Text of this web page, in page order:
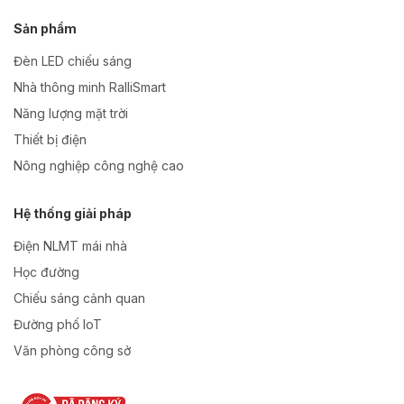
Sản phẩm
Đèn LED chiếu sáng
Nhà thông minh RalliSmart
Năng lượng mặt trời
Thiết bị điện
Nông nghiệp công nghệ cao
Hệ thống giải pháp
Điện NLMT mái nhà
Học đường
Chiếu sáng cảnh quan
Đường phố IoT
Văn phòng công sở